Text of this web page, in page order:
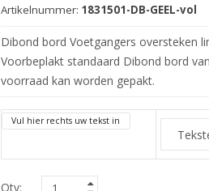
Artikelnummer: 1831501-DB-GEEL-vol
Dibond bord Voetgangers oversteken
Voorbeplakt standaard Dibond bord
voorraad kan worden gepakt.
Vul hier rechts uw tekst in